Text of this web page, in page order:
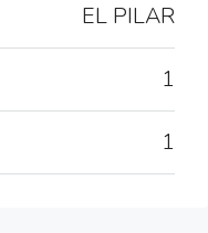
EL PILAR
1
1